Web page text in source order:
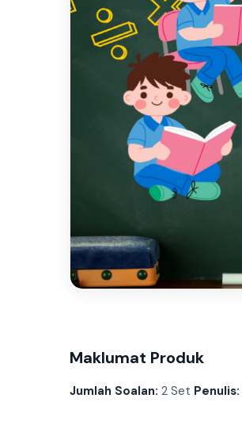
Maklumat Produk
Jumlah Soalan: 2 Set Penulis: